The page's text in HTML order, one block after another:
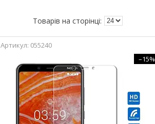
055240
–15%